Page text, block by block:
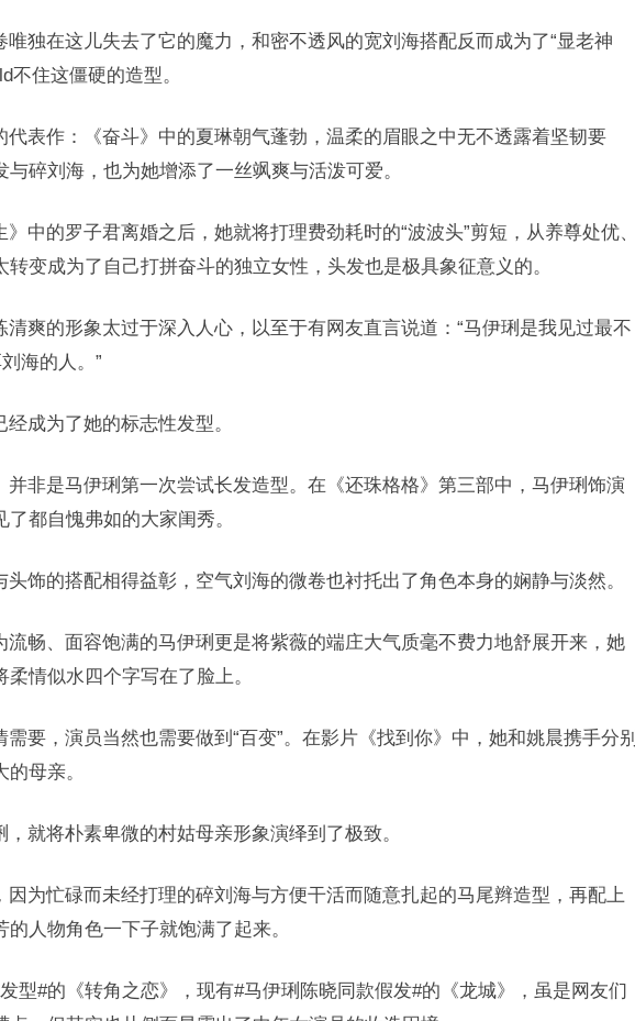
唯独在这儿失去了它的魔力，和密不透风的宽刘海搭配反而成为了“显老神
不住这僵硬的造型。
代表作：《奋斗》中的夏琳朝气蓬勃，温柔的眉眼之中无不透露着坚韧要
碎刘海，也为她增添了一丝飒爽与活泼可爱。
》中的罗子君离婚之后，她就将打理费劲耗时的“波波头”剪短，从养尊处优、
变成为了自己打拼奋斗的独立女性，头发也是极具象征意义的。
清爽的形象太过于深入人心，以至于有网友直言说道：“马伊琍是我见过最不
刘海的人。”
成为了她的标志性发型。
并非是马伊琍第一次尝试长发造型。在《还珠格格》第三部中，马伊琍饰演
都自愧弗如的大家闺秀。
头饰的搭配相得益彰，空气刘海的微卷也衬托出了角色本身的娴静与淡然。
流畅、面容饱满的马伊琍更是将紫薇的端庄大气质毫不费力地舒展开来，她
情似水四个字写在了脸上。
需要，演员当然也需要做到“百变”。在影片《找到你》中，她和姚晨携手分别
母亲。
就将朴素卑微的村姑母亲形象演绎到了极致。
因为忙碌而未经打理的碎刘海与方便干活而随意扎起的马尾辫造型，再配上
人物角色一下子就饱满了起来。
型#的《转角之恋》，现有#马伊琍陈晓同款假发#的《龙城》，虽是网友们